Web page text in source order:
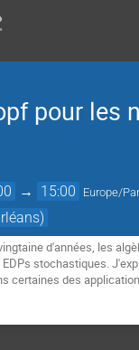
pour les
→ 15:00 Europe/
d'années, les
stochastiques.
certaines des